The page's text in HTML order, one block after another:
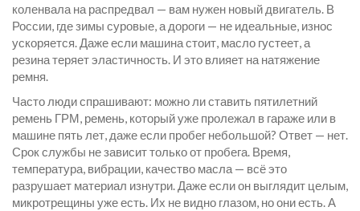
коленвала на распредвал — вам нужен новый двигатель. В
России, где зимы суровые, а дороги — не идеальные, износ
ускоряется. Даже если машина стоит, масло густеет, а
резина теряет эластичность. И это влияет на натяжение
ремня.
Часто люди спрашивают: можно ли ставить пятилетний
ремень ГРМ, ремень, который уже пролежал в гараже или в
машине пять лет, даже если пробег небольшой? Ответ — нет.
Срок службы не зависит только от пробега. Время,
температура, вибрации, качество масла — всё это
разрушает материал изнутри. Даже если он выглядит целым,
микротрещины уже есть. Их не видно глазом, но они есть. А